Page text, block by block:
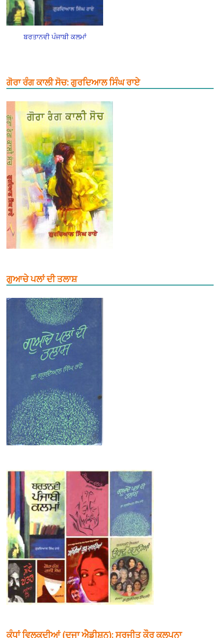
ਬਰਤਾਨਵੀ ਪੰਜਾਬੀ ਕਲਮਾਂ
ਗੋਰਾ ਰੰਗ ਕਾਲੀ ਸੋਚ: ਗੁਰਦਿਆਲ ਸਿੰਘ ਰਾਏ
ਗੁਆਚੇ ਪਲਾਂ ਦੀ ਤਲਾਸ਼
ਕੰਧਾਂ ਵਿਲਕਦੀਆਂ (ਦੂਜਾ ਐਡੀਸ਼ਨ): ਸੁਰਜੀਤ ਕੌਰ ਕਲਪਨਾ